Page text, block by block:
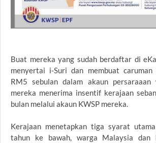
Buat mereka yang sudah berdaftar di
menyertai i-Suri dan membuat caruman
RM5 sebulan dalam akaun persaraaan
mereka menerima insentif kerajaan
bulan melalui akaun KWSP mereka.
Kerajaan menetapkan tiga syarat
tahun ke bawah, warga Malaysia dan